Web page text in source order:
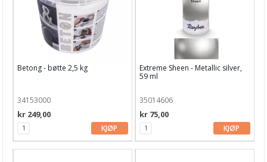
Betong - bøtte 2,5 kg
34153000
kr 249,00
KJØP
Extreme Sheen - Metallic silver,
59 ml
35014606
kr 75,00
KJØP